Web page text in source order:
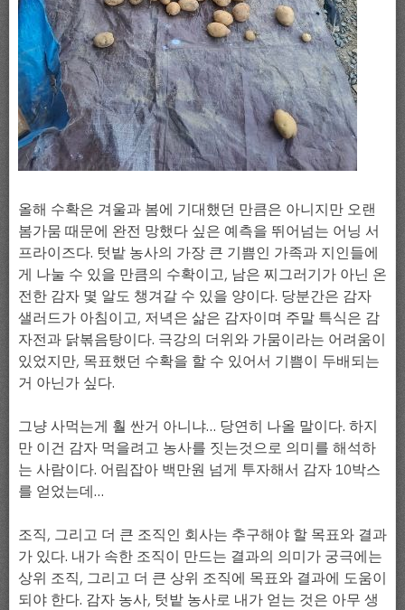
올해 수확은 겨울과 봄에 기대했던 만큼은 아니지만 오랜
봄가뭄 때문에 완전 망했다 싶은 예측을 뛰어넘는 어닝 서
프라이즈다. 텃밭 농사의 가장 큰 기쁨인 가족과 지인들에
게 나눌 수 있을 만큼의 수확이고, 남은 찌그러기가 아닌 온
전한 감자 몇 알도 챙겨갈 수 있을 양이다. 당분간은 감자
샐러드가 아침이고, 저녁은 삶은 감자이며 주말 특식은 감
자전과 닭볶음탕이다. 극강의 더위와 가뭄이라는 어려움이
있었지만, 목표했던 수확을 할 수 있어서 기쁨이 두배되는
거 아닌가 싶다.
그냥 사먹는게 훨 싼거 아니냐… 당연히 나올 말이다. 하지
만 이건 감자 먹을려고 농사를 짓는것으로 의미를 해석하
는 사람이다. 어림잡아 백만원 넘게 투자해서 감자 10박스
를 얻었는데…
조직, 그리고 더 큰 조직인 회사는 추구해야 할 목표와 결과
가 있다. 내가 속한 조직이 만드는 결과의 의미가 궁극에는
상위 조직, 그리고 더 큰 상위 조직에 목표와 결과에 도움이
되야 한다. 감자 농사, 텃밭 농사로 내가 얻는 것은 아무 생